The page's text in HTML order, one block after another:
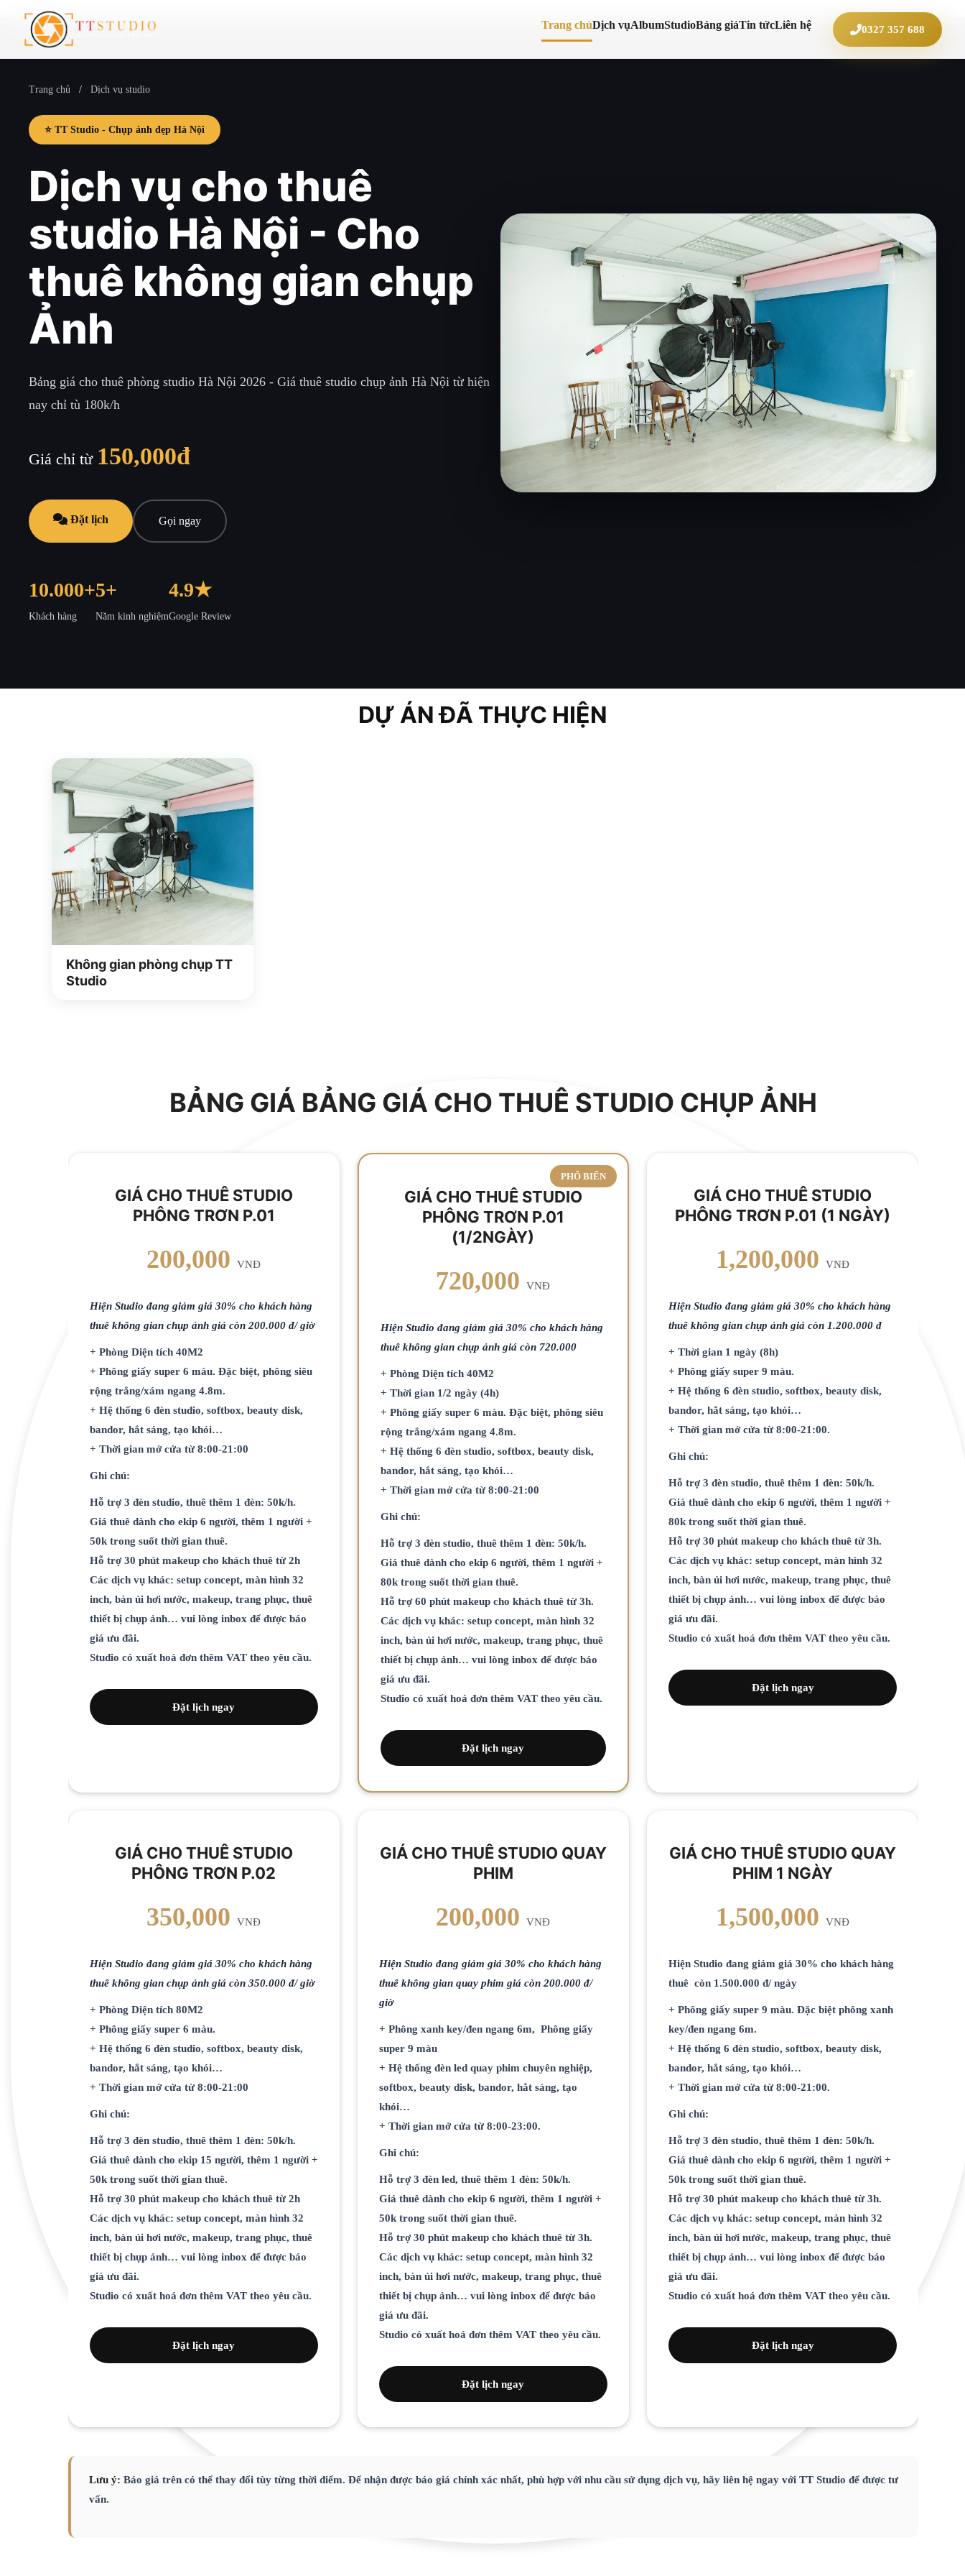
Trang chủDịch vụAlbumStudioBảng giáTin tứcLiên hệ 0327 357 688
Trang chủ / Dịch vụ studio
⭐ TT Studio - Chụp ảnh đẹp Hà Nội
Dịch vụ cho thuê
studio Hà Nội - Cho
thuê không gian chụp
Ảnh
Bảng giá cho thuê phòng studio Hà Nội 2026 - Giá thuê studio chụp ảnh Hà Nội từ hiện
nay chỉ tù 180k/h
Giá chỉ từ 150,000đ
Đặt lịch Gọi ngay
10.000+
Khách hàng
5+
Năm kinh nghiệm
4.9★
Google Review
DỰ ÁN ĐÃ THỰC HIỆN
Không gian phòng chụp TT
Studio
BẢNG GIÁ BẢNG GIÁ CHO THUÊ STUDIO CHỤP ẢNH
GIÁ CHO THUÊ STUDIO
PHÔNG TRƠN P.01
200,000VNĐ
Hiện Studio đang giảm giá 30% cho khách hàng
thuê không gian chụp ảnh giá còn 200.000 đ/ giờ
+ Phòng Diện tích 40M2
+ Phông giấy super 6 màu. Đặc biệt, phông siêu
rộng trắng/xám ngang 4.8m.
+ Hệ thống 6 đèn studio, softbox, beauty disk,
bandor, hắt sáng, tạo khói…
+ Thời gian mở cửa từ 8:00-21:00
Ghi chú:
Hỗ trợ 3 đèn studio, thuê thêm 1 đèn: 50k/h.
Giá thuê dành cho ekip 6 người, thêm 1 người +
50k trong suốt thời gian thuê.
Hỗ trợ 30 phút makeup cho khách thuê từ 2h
Các dịch vụ khác: setup concept, màn hình 32
inch, bàn ủi hơi nước, makeup, trang phục, thuê
thiết bị chụp ảnh… vui lòng inbox để được báo
giá ưu đãi.
Studio có xuất hoá đơn thêm VAT theo yêu cầu.
Đặt lịch ngay
PHỔ BIẾN
GIÁ CHO THUÊ STUDIO
PHÔNG TRƠN P.01
(1/2NGÀY)
720,000VNĐ
Hiện Studio đang giảm giá 30% cho khách hàng
thuê không gian chụp ảnh giá còn 720.000
+ Phòng Diện tích 40M2
+ Thời gian 1/2 ngày (4h)
+ Phông giấy super 6 màu. Đặc biệt, phông siêu
rộng trắng/xám ngang 4.8m.
+ Hệ thống 6 đèn studio, softbox, beauty disk,
bandor, hắt sáng, tạo khói…
+ Thời gian mở cửa từ 8:00-21:00
Ghi chú:
Hỗ trợ 3 đèn studio, thuê thêm 1 đèn: 50k/h.
Giá thuê dành cho ekip 6 người, thêm 1 người +
80k trong suốt thời gian thuê.
Hỗ trợ 60 phút makeup cho khách thuê từ 3h.
Các dịch vụ khác: setup concept, màn hình 32
inch, bàn ủi hơi nước, makeup, trang phục, thuê
thiết bị chụp ảnh… vui lòng inbox để được báo
giá ưu đãi.
Studio có xuất hoá đơn thêm VAT theo yêu cầu.
Đặt lịch ngay
GIÁ CHO THUÊ STUDIO
PHÔNG TRƠN P.01 (1 NGÀY)
1,200,000VNĐ
Hiện Studio đang giảm giá 30% cho khách hàng
thuê không gian chụp ảnh giá còn 1.200.000 đ
+ Thời gian 1 ngày (8h)
+ Phông giấy super 9 màu.
+ Hệ thống 6 đèn studio, softbox, beauty disk,
bandor, hắt sáng, tạo khói…
+ Thời gian mở cửa từ 8:00-21:00.
Ghi chú:
Hỗ trợ 3 đèn studio, thuê thêm 1 đèn: 50k/h.
Giá thuê dành cho ekip 6 người, thêm 1 người +
80k trong suốt thời gian thuê.
Hỗ trợ 30 phút makeup cho khách thuê từ 3h.
Các dịch vụ khác: setup concept, màn hình 32
inch, bàn ủi hơi nước, makeup, trang phục, thuê
thiết bị chụp ảnh… vui lòng inbox để được báo
giá ưu đãi.
Studio có xuất hoá đơn thêm VAT theo yêu cầu.
Đặt lịch ngay
GIÁ CHO THUÊ STUDIO
PHÔNG TRƠN P.02
350,000VNĐ
Hiện Studio đang giảm giá 30% cho khách hàng
thuê không gian chụp ảnh giá còn 350.000 đ/ giờ
+ Phòng Diện tích 80M2
+ Phông giấy super 6 màu.
+ Hệ thống 6 đèn studio, softbox, beauty disk,
bandor, hắt sáng, tạo khói…
+ Thời gian mở cửa từ 8:00-21:00
Ghi chú:
Hỗ trợ 3 đèn studio, thuê thêm 1 đèn: 50k/h.
Giá thuê dành cho ekip 15 người, thêm 1 người +
50k trong suốt thời gian thuê.
Hỗ trợ 30 phút makeup cho khách thuê từ 2h
Các dịch vụ khác: setup concept, màn hình 32
inch, bàn ủi hơi nước, makeup, trang phục, thuê
thiết bị chụp ảnh… vui lòng inbox để được báo
giá ưu đãi.
Studio có xuất hoá đơn thêm VAT theo yêu cầu.
Đặt lịch ngay
GIÁ CHO THUÊ STUDIO QUAY
PHIM
200,000VNĐ
Hiện Studio đang giảm giá 30% cho khách hàng
thuê không gian quay phim giá còn 200.000 đ/
giờ
+ Phông xanh key/đen ngang 6m, Phông giấy
super 9 màu
+ Hệ thống đèn led quay phim chuyên nghiệp,
softbox, beauty disk, bandor, hắt sáng, tạo
khói…
+ Thời gian mở cửa từ 8:00-23:00.
Ghi chú:
Hỗ trợ 3 đèn led, thuê thêm 1 đèn: 50k/h.
Giá thuê dành cho ekip 6 người, thêm 1 người +
50k trong suốt thời gian thuê.
Hỗ trợ 30 phút makeup cho khách thuê từ 3h.
Các dịch vụ khác: setup concept, màn hình 32
inch, bàn ủi hơi nước, makeup, trang phục, thuê
thiết bị chụp ảnh… vui lòng inbox để được báo
giá ưu đãi.
Studio có xuất hoá đơn thêm VAT theo yêu cầu.
Đặt lịch ngay
GIÁ CHO THUÊ STUDIO QUAY
PHIM 1 NGÀY
1,500,000VNĐ
Hiện Studio đang giảm giá 30% cho khách hàng
thuê còn 1.500.000 đ/ ngày
+ Phông giấy super 9 màu. Đặc biệt phông xanh
key/đen ngang 6m.
+ Hệ thống 6 đèn studio, softbox, beauty disk,
bandor, hắt sáng, tạo khói…
+ Thời gian mở cửa từ 8:00-21:00.
Ghi chú:
Hỗ trợ 3 đèn studio, thuê thêm 1 đèn: 50k/h.
Giá thuê dành cho ekip 6 người, thêm 1 người +
50k trong suốt thời gian thuê.
Hỗ trợ 30 phút makeup cho khách thuê từ 3h.
Các dịch vụ khác: setup concept, màn hình 32
inch, bàn ủi hơi nước, makeup, trang phục, thuê
thiết bị chụp ảnh… vui lòng inbox để được báo
giá ưu đãi.
Studio có xuất hoá đơn thêm VAT theo yêu cầu.
Đặt lịch ngay
Lưu ý: Báo giá trên có thể thay đổi tùy từng thời điểm. Để nhận được báo giá chính xác nhất, phù hợp với nhu cầu sử dụng dịch vụ, hãy liên hệ ngay với TT Studio để được tư
vấn.